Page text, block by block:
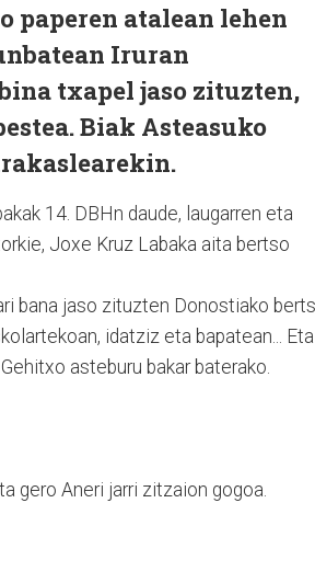
paperen atalean lehen
Iruran
txapel jaso zituzten,
Biak Asteasuko
14. DBHn daude, laugarren eta
Joxe Kruz Labaka aita bertso
bana jaso zituzten Donostiako
idatziz eta bapatean... Eta
asteburu bakar baterako.
gero Aneri jarri zitzaion gogoa.